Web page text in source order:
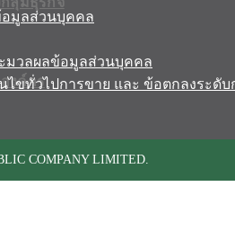
งค์กร
มูลส่วนบุคคล
มวลผลข้อมูลส่วนบุคคล
ไขทั่วไปการขาย และ ข้อตกลงระดับ
COMPANY LIMITED.